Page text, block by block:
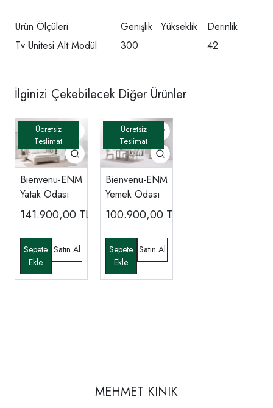
Ürün Ölçüleri Genişlik Yükseklik
Derinlik
Tv Ünitesi Alt Modül
300 42
İlginizi Çekebilecek Diğer Ürünler
Bienvenu-ENM
Yatak Odası
141.900,00 TL
Bienvenu-ENM
Yemek Odası
100.900,00 TL
MEHMET KINIK